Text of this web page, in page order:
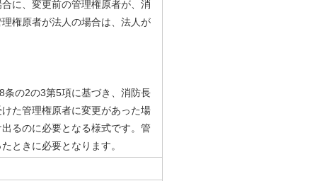
に、変更前の管理権原者が、消
権原者が法人の場合は、法人が
の2の3第5項に基づき、消防長
た管理権原者に変更があった場
るのに必要となる様式です。管
ときに必要となります。